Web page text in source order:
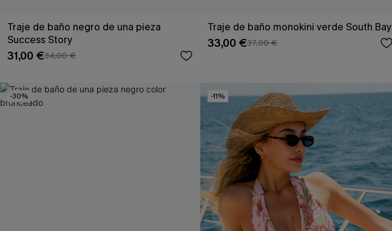
Traje de baño negro de una pieza
Success Story
31,00 €34,00 €
Traje de baño monokini verde South Bay
33,00 €37,00 €
-30% -11%